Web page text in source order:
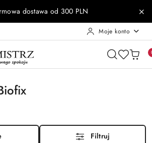
głównej
konto
głównego
dostawa od 300 PLN
Moje konto
Filtruj